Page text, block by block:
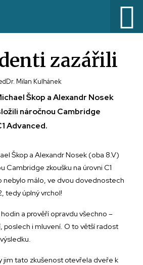
zazářili
Milan Kulhánek
Škop a Alexandr Nosek
náročnou Cambridge
Advanced.
Škop a Alexandr Nosek (oba 8.V)
Cambridge zkoušku na úrovni C1
nebylo málo, ve dvou dovednostech
tedy úplný vrchol!
a prověří opravdu všechno –
poslech i mluvení. O to větší radost
jim tato zkušenost otevřela dveře k